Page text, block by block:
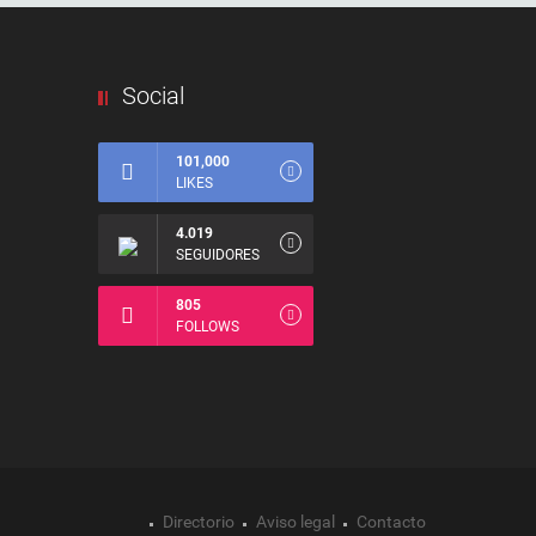
Social
101,000
LIKES
4.019
SEGUIDORES
805
FOLLOWS
Directorio Aviso legal Contacto